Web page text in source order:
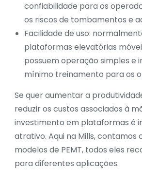
confiabilidade para os
os riscos de tombamentos e
Facilidade de uso:
plataformas elevatórias
possuem operação simples e
mínimo treinamento para os
Se quer aumentar a
reduzir os custos associados à
investimento em plataformas é
atrativo. Aqui na Mills, contamos
modelos de PEMT, todos eles
para diferentes aplicações.